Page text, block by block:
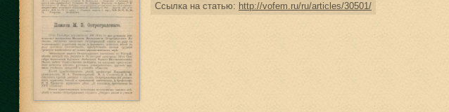
Ссылка на статью: http://vofem.ru/ru/articles/30501/